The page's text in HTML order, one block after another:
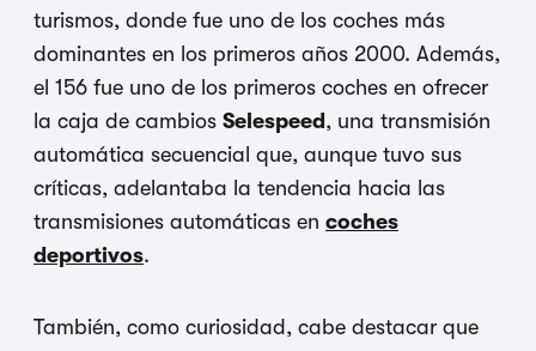
turismos, donde fue uno de los coches más
dominantes en los primeros años 2000. Además,
el 156 fue uno de los primeros coches en ofrecer
la caja de cambios Selespeed, una transmisión
automática secuencial que, aunque tuvo sus
críticas, adelantaba la tendencia hacia las
transmisiones automáticas en coches
deportivos.
También, como curiosidad, cabe destacar que